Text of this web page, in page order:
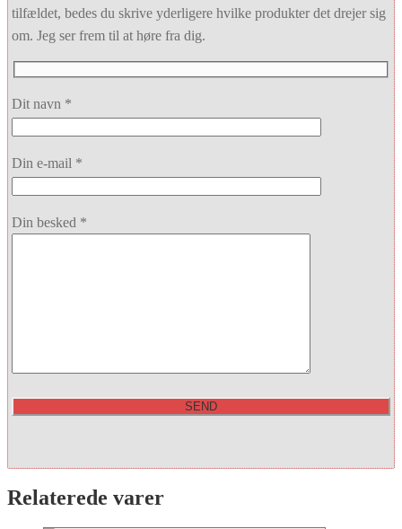
tilfældet, bedes du skrive yderligere hvilke produkter det drejer sig
om. Jeg ser frem til at høre fra dig.
Dit navn *
Din e-mail *
Din besked *
Relaterede varer